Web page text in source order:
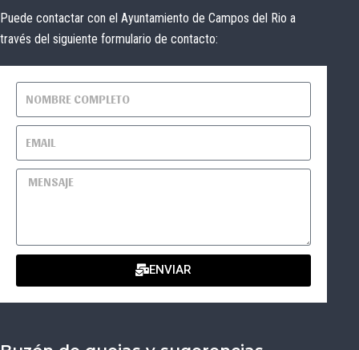
Puede contactar con el Ayuntamiento de Campos del Rio a
través del siguiente formulario de contacto:
ENVIAR